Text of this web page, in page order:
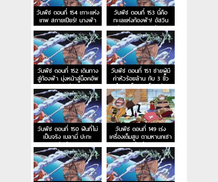
วันพีช ตอนที่ 154 เกาะแห่ง
เทพ สกายเปียร์! นางฟ้า
ของหาดเมฆ
วันพีช ตอนที่ 153 นี่คือ
ทะเลแห่งท้องฟ้า! อัสวิน
แห่งนภาและประตูสู่สรวง
สวรรค์
วันพีช ตอนที่ 152 เดินทาง
สู่ท้องฟ้า มุ่งหน้าสู่น็อคอัพ
สตรีม
วันพีช ตอนที่ 151 ชายผู้มี
ค่าหัวร้อยล้าน กับ 3 ขั้ว
อำนาจโลกและโจรสลัด
หนวดดำ
วันพีช ตอนที่ 150 ฝันที่ไม่
เป็นจริง เบลามี่ ปะทะ
สหพันธ์ลิงภูเขา
วันพีช ตอนที่ 149 เร่ง
เครื่องเต็มสูบ ตามหานกเซา
ท์เบิร์ด